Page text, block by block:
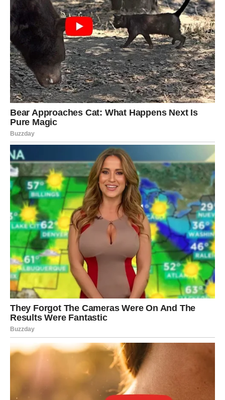
Sreća vam dolazi neočekivano
Pred vama su veoma lijepi trenuci.
JARAC
Jarčevi ulaze u period tokom kojeg će mnogo razmišljati
o svojim emocijama.
Jedan razgovor mogao bi vam potpuno promijeniti pogled
na ljubav.
Srce traži iskren odgovor
Pred vama su veoma osjetljivi trenuci.
VODOLIJA
Zvijezde vam donose neočekivanu ljubavnu priču koja
potpuno mijenja vaše planove.
Jedna osoba sada postaje mnogo važniji dio vašeg života
nego što ste očekivali.
Sudbina vam otvara srce
Pred vama su veoma posebni trenuci.
RIBE